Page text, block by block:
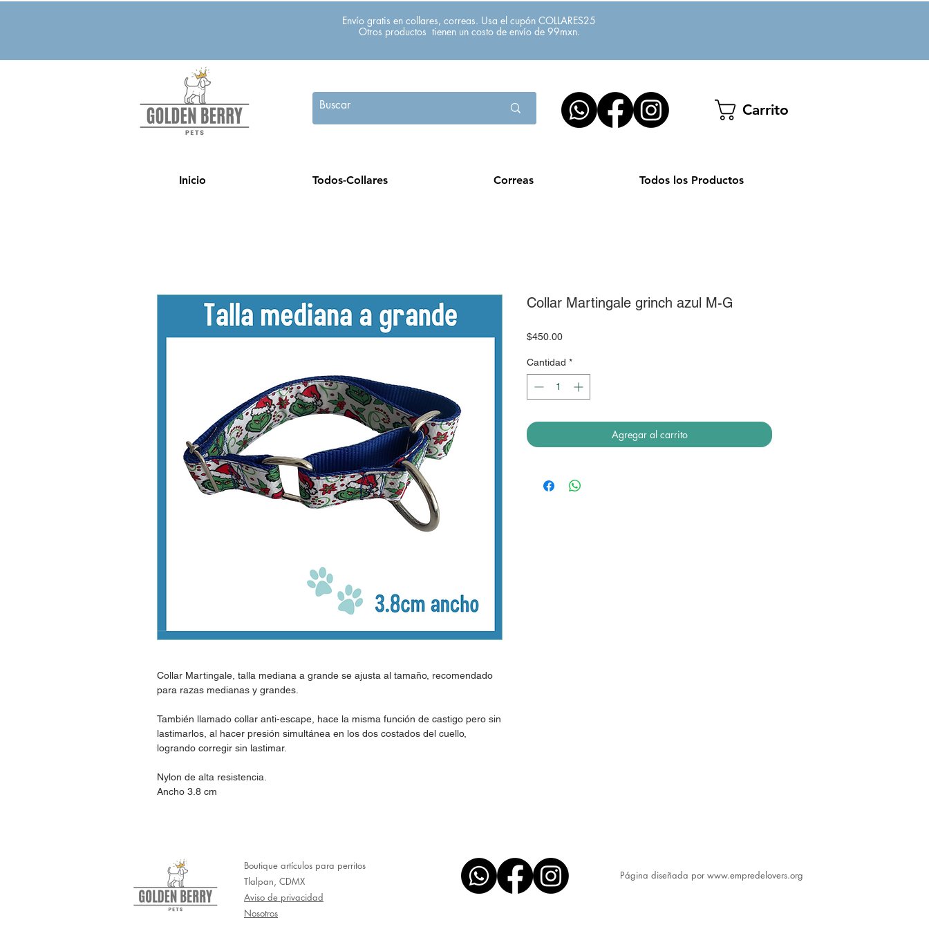
Envío gratis en collares, correas. Usa el cupón COLLARES25
Otros productos tienen un costo de envío de 99mxn.
Carrito
Inicio Todos-Collares Correas Todos los Productos
Collar Martingale, talla mediana a grande se ajusta al tamaño, recomendado
para razas medianas y grandes.
También llamado collar anti-escape, hace la misma función de castigo pero sin
lastimarlos, al hacer presión simultánea en los dos costados del cuello,
logrando corregir sin lastimar.
Nylon de alta resistencia.
Ancho 3.8 cm
Collar Martingale grinch azul M-G
$450.00Precio
Cantidad *
Agregar al carrito
Boutique artículos para perritos
Tlalpan, CDMX
Aviso de privacidad
Nosotros
​Página diseñada por www.empredelovers.org